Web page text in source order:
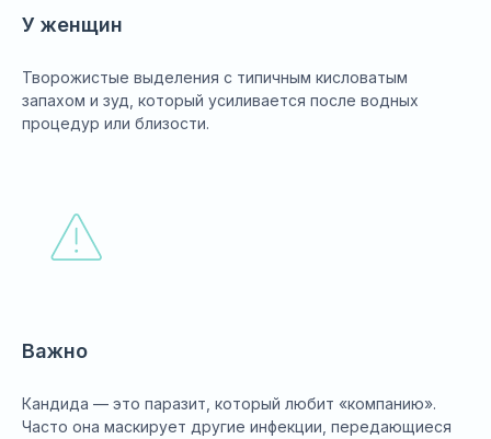
У женщин
Творожистые выделения с типичным кисловатым
запахом и зуд, который усиливается после водных
процедур или близости.
Важно
Кандида — это паразит, который любит «компанию».
Часто она маскирует другие инфекции, передающиеся